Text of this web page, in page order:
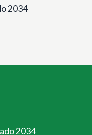
2034
2034